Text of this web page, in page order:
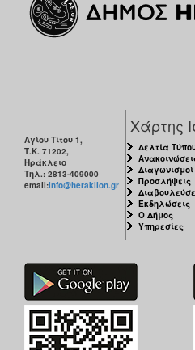
Αγίου Τίτου 1,
Τ.Κ. 71202,
Ηράκλειο
Τηλ.: 2813-409000
email:info@heraklion.gr
Χάρτης
Δελτία
Διαγωνισμοί
Προσλήψεις
Εκδηλώσεις
Ο Δήμος
Υπηρεσίες